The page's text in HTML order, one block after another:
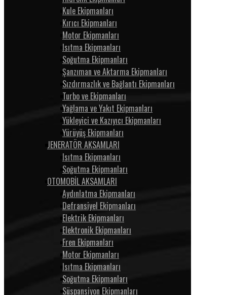
Kule Ekipmanları
Kırıcı Ekipmanları
Motor Ekipmanları
Isıtma Ekipmanları
Soğutma Ekipmanları
Şanzıman ve Aktarma Ekipmanları
Sızdırmazlık ve Bağlantı Ekipmanları
Turbo ve Ekipmanları
Yağlama ve Yakıt Ekipmanları
Yükleyici ve Kazıyıcı Ekipmanları
Yürüyüş Ekipmanları
JENERATÖR AKSAMLARI
Isıtma Ekipmanları
Soğutma Ekipmanları
OTOMOBİL AKSAMLARI
Aydınlatma Ekipmanları
Defransiyel Ekipmanları
Elektrik Ekipmanları
Elektronik Ekipmanları
Fren Ekipmanları
Motor Ekipmanları
Isıtma Ekipmanları
Soğutma Ekipmanları
Süspansiyon Ekipmanları